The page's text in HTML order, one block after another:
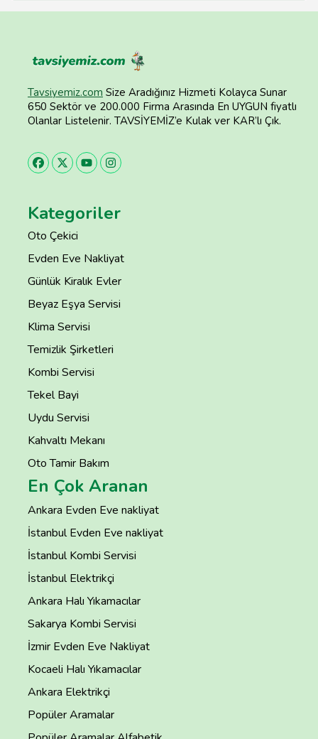
Tavsiyemiz.com Size Aradığınız Hizmeti Kolayca Sunar
650 Sektör ve 200.000 Firma Arasında En UYGUN fiyatlı
Olanlar Listelenir. TAVSİYEMİZ’e Kulak ver KAR’lı Çık.
Kategoriler
Oto Çekici
Evden Eve Nakliyat
Günlük Kiralık Evler
Beyaz Eşya Servisi
Klima Servisi
Temizlik Şirketleri
Kombi Servisi
Tekel Bayi
Uydu Servisi
Kahvaltı Mekanı
Oto Tamir Bakım
En Çok Aranan
Ankara Evden Eve nakliyat
İstanbul Evden Eve nakliyat
İstanbul Kombi Servisi
İstanbul Elektrikçi
Ankara Halı Yıkamacılar
Sakarya Kombi Servisi
İzmir Evden Eve Nakliyat
Kocaeli Halı Yıkamacılar
Ankara Elektrikçi
Popüler Aramalar